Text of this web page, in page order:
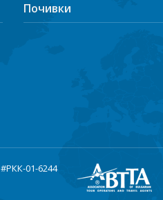
Почивки
#РКК-01-6244